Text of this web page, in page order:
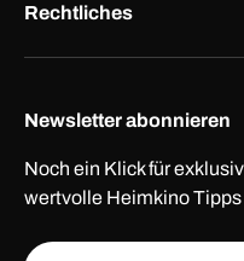
Rechtliches
Newsletter abonnieren
Noch ein Klick für
wertvolle Heimkino Tipps
E-Mail